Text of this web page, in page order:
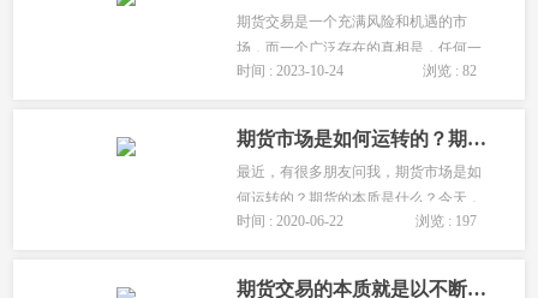
期货交易是一个充满风险和机遇的市
场，而一个广泛存在的真相是，任何一
套交易系统都可以实现稳定盈利，同时
的说法揭示了期货交易的本质，以及交
易系统的局限性。...
时间 : 2023-10-24 浏览 : 82
期货市场是如何运转的？期货的本质是什么？
最近，有很多朋友问我，期货市场是如
何运转的？期货的本质是什么？今天，
通过一个小例子跟大家聊一聊期货市场
时间 : 2020-06-22 浏览 : 197
期货交易的本质就是以不断的小额亏损来测试和捕捉大行情